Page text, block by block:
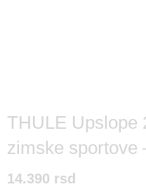
THULE Upslope
zimske sportove
14.390 rsd